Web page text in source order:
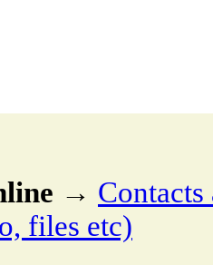
→
files etc)